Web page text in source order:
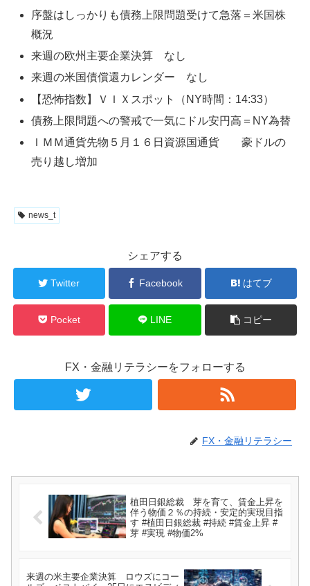
序盤はしっかりも債務上限問題受けて急落＝米国株
概況
来週の欧州主要企業決算 なし
来週の米国債償還カレンダー なし
【恐怖指数】ＶＩＸスポット（NY時間：14:33）
債務上限問題への警戒で一気にドル安円高＝NY為替
ＩＭＭ通貨先物５月１６日資源国通貨 豪ドルの
売り越し増加
news_t
シェアする
Twitter Facebook はてブ
Pocket LINE コピー
FX・金融リテラシーをフォローする
FX・金融リテラシー
植田日銀総裁 芽を育て、賃金上昇を
伴う物価２％の持続・安定的実現目指
す #植田日銀総裁 #持続 #賃金上昇 #
芽 #実現 #物価2%
来週の米主要企業決算 ロウズにコー